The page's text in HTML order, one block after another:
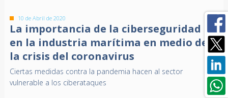
10 de Abril de 2020
La importancia de la ciberseguridad
en la industria marítima en medio de
la crisis del coronavirus
Ciertas medidas contra la pandemia hacen al sector
vulnerable a los ciberataques